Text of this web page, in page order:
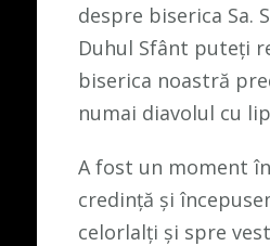
despre biserica Sa.
Duhul Sfânt puteți
biserica noastră
numai diavolul cu
A fost un moment
credință și
celorlalți și spre